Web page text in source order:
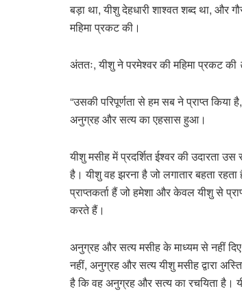
बड़ा था, यीशु देहधारी शाश्वत शब्द था, और
महिमा प्रकट की।
अंततः, यीशु ने परमेश्वर की महिमा प्रकट की
“उसकी परिपूर्णता से हम सब ने प्राप्त
अनुग्रह और सत्य का एहसास हुआ।
यीशु मसीह में प्रदर्शित ईश्वर की उदारता
है। यीशु वह झरना है जो लगातार बहता
प्राप्तकर्ता हैं जो हमेशा और केवल यीशु से
करते हैं।
अनुग्रह और सत्य मसीह के माध्यम से नहीं
नहीं, अनुग्रह और सत्य यीशु मसीह द्वारा
है कि वह अनुग्रह और सत्य का रचयिता है।